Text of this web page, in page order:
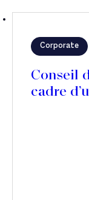
Corporate
Conseil
cadre